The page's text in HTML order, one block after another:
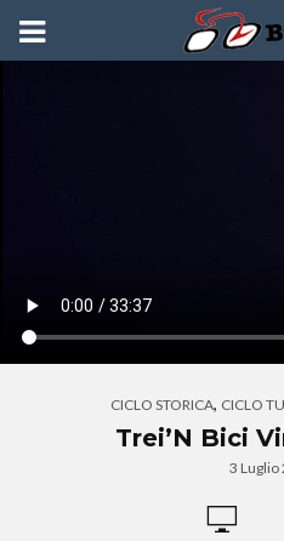
CICLO STORICA, CICLO
Trei’N Bici
3 Luglio